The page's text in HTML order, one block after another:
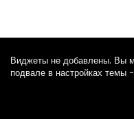
Виджеты не добавлены. Вы
подвале в настройках темы